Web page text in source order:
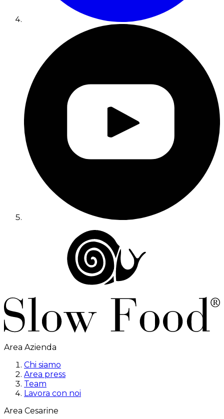
Area Azienda
Chi siamo
Area press
Team
Lavora con noi
Area Cesarine